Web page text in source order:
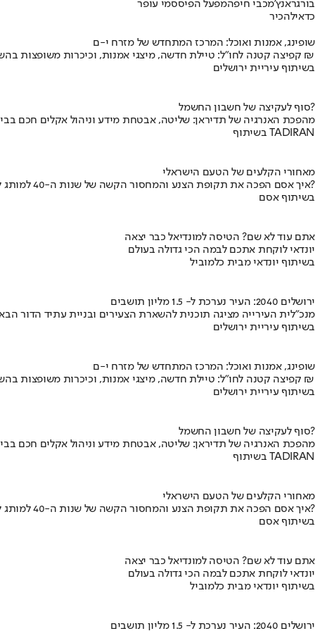
בורגראנץ'מכבי חיפהמפעל הפיססמי עופר
כדאילהכיר
שופינג, אמנות ואוכל: המרכז המתחדש של מזרח י-ם
קפיצה קטנה לחו"ל: טיילת חדשה, מיצגי אמנות, וכיכרות משופצות בהשקעה של 100 מיליון ₪
בשיתוף עיריית ירושלים
סוף לעקיצה של חשבון החשמל?
מהפכת האנרגיה של תדיראן: שליטה, אבטחת מידע וניהול אקלים חכם
בשיתוף TADIRAN
מאחורי הקלעים של הטעם הישראלי
איך אסם הפכה את תקופת הצנע והמחסור הקשה של שנות ה-40 למותג לאומי?
בשיתוף אסם
אתם עוד לא שם? הטיסה למונדיאל כבר יצאה
יונדאי לוקחת אתכם לבמה הכי גדולה בעולם
בשיתוף יונדאי מבית כלמוביל
ירושלים 2040: העיר נערכת ל- 1.5 מליון תושבים
מנכ"לית העירייה מציגה תוכנית להשארת הצעירים ובניית עתיד הדור
בשיתוף עיריית ירושלים
שופינג, אמנות ואוכל: המרכז המתחדש של מזרח י-ם
קפיצה קטנה לחו"ל: טיילת חדשה, מיצגי אמנות, וכיכרות משופצות בהשקעה של 100 מיליון ₪
בשיתוף עיריית ירושלים
סוף לעקיצה של חשבון החשמל?
מהפכת האנרגיה של תדיראן: שליטה, אבטחת מידע וניהול אקלים חכם
בשיתוף TADIRAN
מאחורי הקלעים של הטעם הישראלי
איך אסם הפכה את תקופת הצנע והמחסור הקשה של שנות ה-40 למותג לאומי?
בשיתוף אסם
אתם עוד לא שם? הטיסה למונדיאל כבר יצאה
יונדאי לוקחת אתכם לבמה הכי גדולה בעולם
בשיתוף יונדאי מבית כלמוביל
ירושלים 2040: העיר נערכת ל- 1.5 מליון תושבים